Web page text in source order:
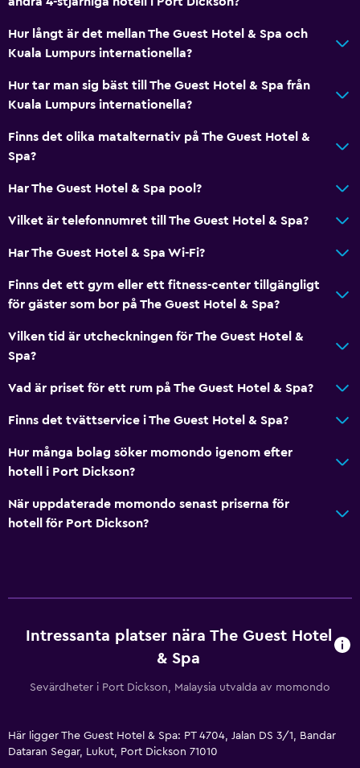
Hur långt är det mellan The Guest Hotel & Spa och
Kuala Lumpurs internationella?
Hur tar man sig bäst till The Guest Hotel & Spa från
Kuala Lumpurs internationella?
Finns det olika matalternativ på The Guest Hotel &
Spa?
Har The Guest Hotel & Spa pool?
Vilket är telefonnumret till The Guest Hotel & Spa?
Har The Guest Hotel & Spa Wi-Fi?
Finns det ett gym eller ett fitness-center tillgängligt
för gäster som bor på The Guest Hotel & Spa?
Vilken tid är utcheckningen för The Guest Hotel &
Spa?
Vad är priset för ett rum på The Guest Hotel & Spa?
Finns det tvättservice i The Guest Hotel & Spa?
Hur många bolag söker momondo igenom efter
hotell i Port Dickson?
När uppdaterade momondo senast priserna för
hotell för Port Dickson?
Intressanta platser nära The Guest Hotel
& Spa
Sevärdheter i Port Dickson, Malaysia utvalda av momondo
Här ligger The Guest Hotel & Spa: PT 4704, Jalan DS 3/1, Bandar
Dataran Segar, Lukut, Port Dickson 71010